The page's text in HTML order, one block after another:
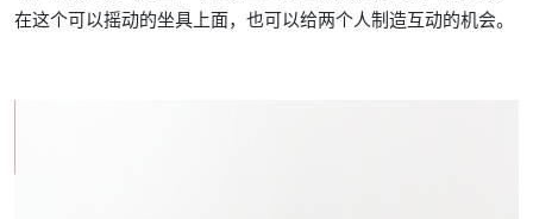
在这个可以摇动的坐具上面，也可以给两个人制造互动的机会。